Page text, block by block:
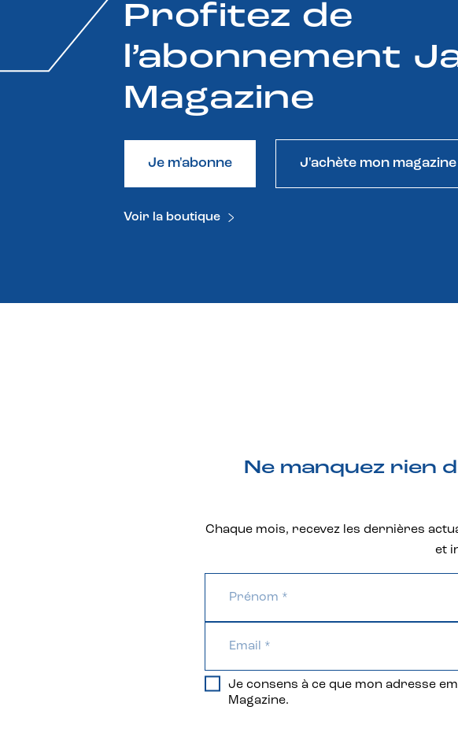
Profitez de
l’abonnement
Magazine
Je m'abonne J'achète mon magazine
Voir la boutique
Ne manquez rien
Chaque mois, recevez les dernières
et
Je consens à ce que mon adresse
Magazine.